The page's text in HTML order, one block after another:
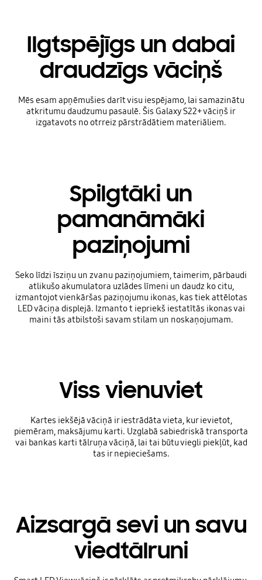
Ilgtspējīgs un dabai
draudzīgs vāciņš
Mēs esam apņēmušies darīt visu iespējamo, lai samazinātu
atkritumu daudzumu pasaulē. Šis Galaxy S22+ vāciņš ir
izgatavots no otrreiz pārstrādātiem materiāliem.
Spilgtāki un
pamanāmāki
paziņojumi
Seko līdzi īsziņu un zvanu paziņojumiem, taimerim, pārbaudi
atlikušo akumulatora uzlādes līmeni un daudz ko citu,
izmantojot vienkāršas paziņojumu ikonas, kas tiek attēlotas
LED vāciņa displejā. Izmanto t iepriekš iestatītās ikonas vai
maini tās atbilstoši savam stilam un noskaņojumam.
Viss vienuviet
Kartes iekšējā vāciņā ir iestrādāta vieta, kur ievietot,
piemēram, maksājumu karti. Uzglabā sabiedriskā transporta
vai bankas karti tālruņa vāciņā, lai tai būtu viegli piekļūt, kad
tas ir nepieciešams.
Aizsargā sevi un savu
viedtālruni